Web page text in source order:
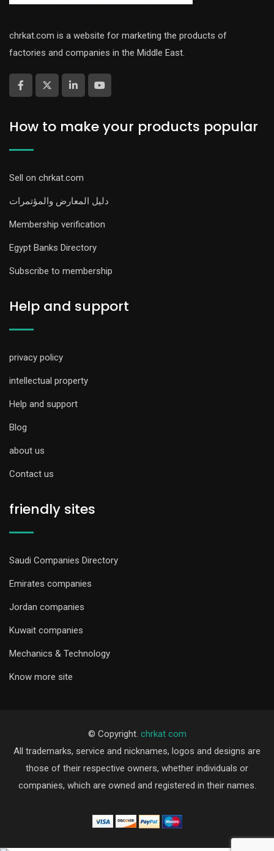
chrkat.com is a website for marketing the products of
factories and companies in the Middle East.
How to make your products popular
Sell on chrkat.com
دليل المعارض والمؤتمرات
Membership verification
Egypt Banks Directory
Subscribe to membership
Help and support
privacy policy
intellectual property
Help and support
Blog
about us
Contact us
friendly sites
Saudi Companies Directory
Emirates companies
Jordan companies
Kuwait companies
Mechanics & Technology
Know more site
© Copyright. chrkat com
All trademarks, service and nicknames, logos and designs are
those of their respective owners, whether individuals or
companies, which are owned and registered in their names.